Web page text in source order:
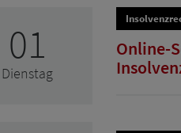
01
Dienstag
Online-